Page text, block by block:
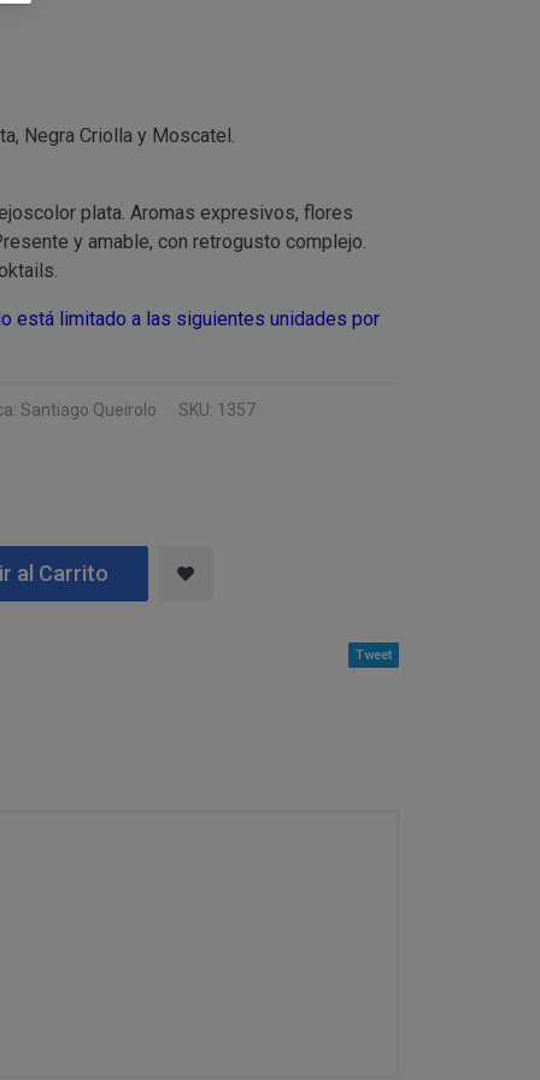
Negra Criolla y Moscatel.
plata. Aromas expresivos, flores
y amable, con retrogusto complejo.
está limitado a las siguientes unidades por
Santiago Queirolo SKU: 1357
al Carrito
Tweet
atender a sus
del responsable.
web/
únicamente
necesarias para la
una obligación
del responsable
en la parte
es
cualquiera de los
de la Sociedad de la
y CINTHYA
(ESPAÑA).
considerarán
detallados